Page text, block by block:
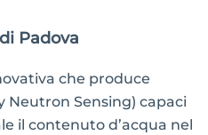
Padova
che produce
Neutron Sensing) capaci
il contenuto d’acqua nel